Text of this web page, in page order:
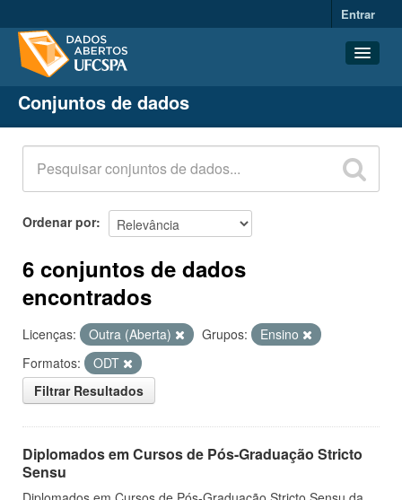
Entrar
Conjuntos de dados
Organizações
Grupos
Sobre
Conjuntos de dados
Ordenar por
6 conjuntos de dados
encontrados
Licenças: Outra (Aberta) Grupos:
Ensino
Formatos:
ODT
Filtrar Resultados
Diplomados em Cursos de Pós-Graduação Stricto
Sensu